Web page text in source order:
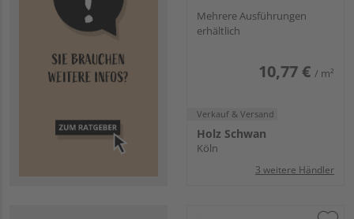
Mehrere Ausführungen
erhältlich
10,77 € / m²
Verkauf & Versand
Holz Schwan
Köln
3 weitere Händler